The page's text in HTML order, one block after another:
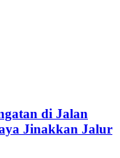
di Jalan
Jinakkan Jalur